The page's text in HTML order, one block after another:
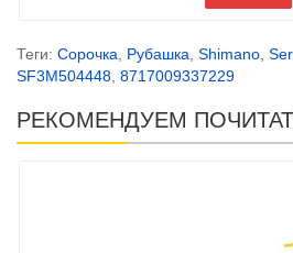
Теги: Сорочка, Рубашка, Shimano,
SF3M504448, 8717009337229
РЕКОМЕНДУЕМ